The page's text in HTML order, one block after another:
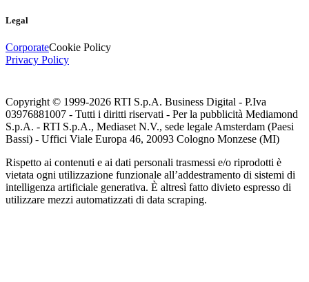
Legal
CorporateCookie Policy
Privacy Policy
Copyright © 1999-2026 RTI S.p.A. Business Digital - P.Iva
03976881007 - Tutti i diritti riservati - Per la pubblicità Mediamond
S.p.A. - RTI S.p.A., Mediaset N.V., sede legale Amsterdam (Paesi
Bassi) - Uffici Viale Europa 46, 20093 Cologno Monzese (MI)
Rispetto ai contenuti e ai dati personali trasmessi e/o riprodotti è
vietata ogni utilizzazione funzionale all’addestramento di sistemi di
intelligenza artificiale generativa. È altresì fatto divieto espresso di
utilizzare mezzi automatizzati di data scraping.